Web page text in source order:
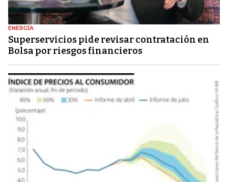
ENERGÍA
Superservicios pide revisar contratación en
Bolsa por riesgos financieros